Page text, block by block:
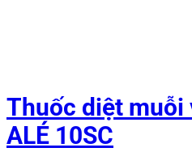
Thuốc diệt muỗi
ALÉ 10SC